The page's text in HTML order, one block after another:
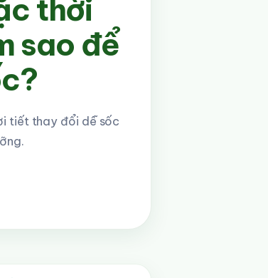
thời
sao để
tiết thay đổi dễ sốc